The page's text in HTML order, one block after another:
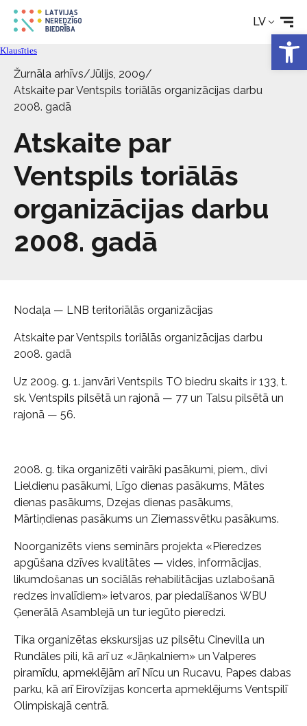
LV
Tehniskie palīglīdzekļi
Aktualitātes
Pakalpojumi
Kontakti
Klausīties
Žurnāla arhīvs/Jūlijs, 2009/
Atskaite par Ventspils toriālās organizācijas darbu
2008. gadā
Atskaite par
Ventspils toriālās
organizācijas darbu
2008. gadā
Nodaļa — LNB teritoriālās organizācijas
Atskaite par Ventspils toriālās organizācijas darbu
2008. gadā
Uz 2009. g. 1. janvāri Ventspils TO biedru skaits ir 133, t.
sk. Ventspils pilsētā un rajonā — 77 un Talsu pilsētā un
rajonā — 56.
2008. g. tika organizēti vairāki pasākumi, piem., divi
Lieldienu pasākumi, Līgo dienas pasākums, Mātes
dienas pasākums, Dzejas dienas pasākums,
Mārtiņdienas pasākums un Ziemassvētku pasākums.
Noorganizēts viens seminārs projekta «Pieredzes
apgūšana dzīves kvalitātes — vides, informācijas,
likumdošanas un sociālās rehabilitācijas uzlabošanā
redzes invalīdiem» ietvaros, par piedalīšanos WBU
Ģenerālā Asamblejā un tur iegūto pieredzi.
Tika organizētas ekskursijas uz pilsētu Cinevilla un
Rundāles pili, kā arī uz «Jāņkalniem» un Valperes
piramīdu, apmeklējām arī Nīcu un Rucavu, Papes dabas
parku, kā arī Eirovīzijas koncerta apmeklējums Ventspilī
Olimpiskajā centrā.